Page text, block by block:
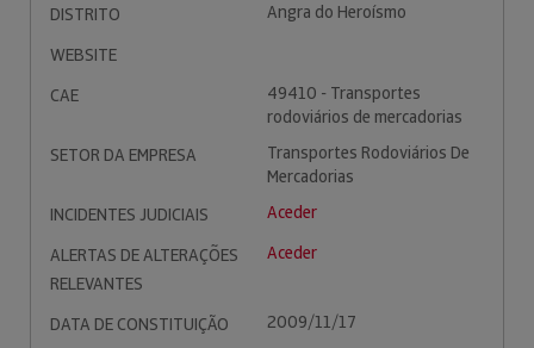
DISTRITO
Angra do Heroísmo
WEBSITE
CAE
49410 - Transportes
rodoviários de mercadorias
SETOR DA EMPRESA
Transportes Rodoviários De
Mercadorias
INCIDENTES JUDICIAIS
Aceder
ALERTAS DE ALTERAÇÕES
RELEVANTES
Aceder
DATA DE CONSTITUIÇÃO 2009/11/17